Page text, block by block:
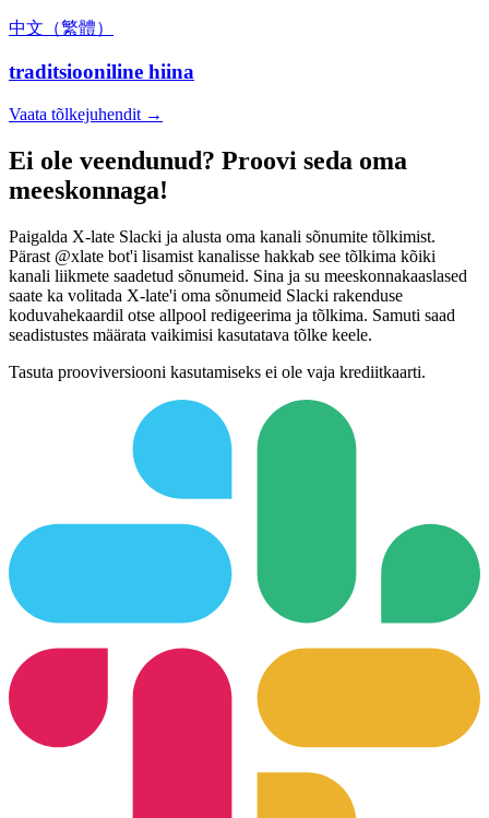
中文（繁體）
traditsiooniline hiina
Vaata tõlkejuhendit →
Ei ole veendunud? Proovi seda oma
meeskonnaga!
Paigalda X-late Slacki ja alusta oma kanali sõnumite tõlkimist.
Pärast @xlate bot'i lisamist kanalisse hakkab see tõlkima kõiki
kanali liikmete saadetud sõnumeid. Sina ja su meeskonnakaaslased
saate ka volitada X-late'i oma sõnumeid Slacki rakenduse
koduvahekaardil otse allpool redigeerima ja tõlkima. Samuti saad
seadistustes määrata vaikimisi kasutatava tõlke keele.
Tasuta prooviversiooni kasutamiseks ei ole vaja krediitkaarti.